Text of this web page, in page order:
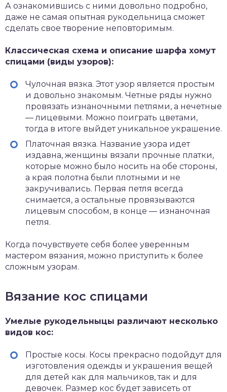
А ознакомившись с ними довольно подробно,
даже не самая опытная рукодельница сможет
сделать свое творение неповторимым.
Классическая схема и описание шарфа хомут
спицами (виды узоров):
Чулочная вязка. Этот узор является простым
и довольно знакомым. Четные ряды нужно
провязать изнаночными петлями, а нечетные
— лицевыми. Можно поиграть цветами,
тогда в итоге выйдет уникальное украшение.
Платочная вязка. Название узора идет
издавна, женщины вязали прочные платки,
которые можно было носить на обе стороны,
а края полотна были плотными и не
закручивались. Первая петля всегда
снимается, а остальные провязываются
лицевым способом, в конце — изнаночная
петля.
Когда почувствуете себя более уверенным
мастером вязания, можно приступить к более
сложным узорам.
Вязание кос спицами
Умелые рукодельныцы различают несколько
видов кос:
Простые косы. Косы прекрасно подойдут для
изготовления одежды и украшения вещей
для детей как для мальчиков, так и для
девочек. Размер кос будет зависеть от